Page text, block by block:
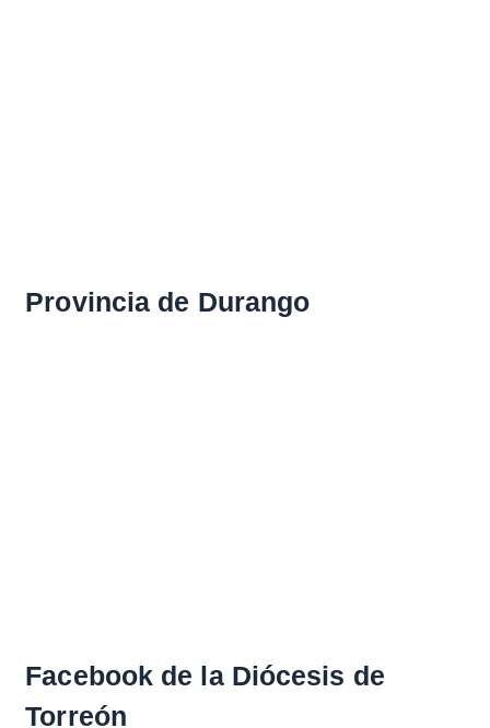
Provincia de Durango
Facebook de la Diócesis de
Torreón